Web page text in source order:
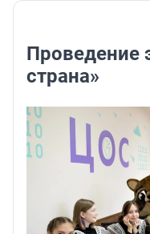
Проведение
страна»